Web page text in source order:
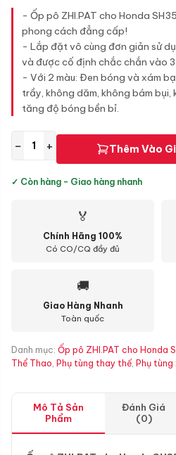
- Ốp pô ZHI.PAT cho Honda
phong cách đẳng cấp!
- Lắp đặt vô cùng đơn giản sử
và được cố định chắc chắn vào
- Với 2 màu: Đen bóng và xám
trầy, không dăm, không bám
tăng độ bóng bền bỉ.
− + Thêm Vào
✓ Còn hàng - Giao hàng nhanh
🏅
Chính Hãng 100%
Có CO/CQ đầy đủ
🚚
Giao Hàng Nhanh
Toàn quốc
Danh mục: Ốp pô ZHI.PAT cho Honda
Thể Thao, Phụ tùng thay thế, Phụ
Mô Tả Sản
Phẩm
Đánh Giá
(0)